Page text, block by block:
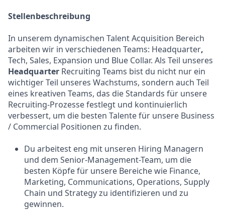
Stellenbeschreibung
In unserem dynamischen Talent Acquisition Bereich
arbeiten wir in verschiedenen Teams: Headquarter,
Tech, Sales, Expansion und Blue Collar. Als Teil unseres
Headquarter Recruiting Teams bist du nicht nur ein
wichtiger Teil unseres Wachstums, sondern auch Teil
eines kreativen Teams, das die Standards für unsere
Recruiting-Prozesse festlegt und kontinuierlich
verbessert, um die besten Talente für unsere Business
/ Commercial Positionen zu finden.
Du arbeitest eng mit unseren Hiring Managern
und dem Senior-Management-Team, um die
besten Köpfe für unsere Bereiche wie Finance,
Marketing, Communications, Operations, Supply
Chain und Strategy zu identifizieren und zu
gewinnen.